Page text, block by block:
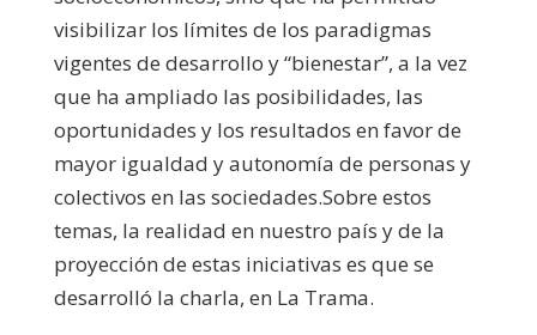
visibilizar los límites de los paradigmas
vigentes de desarrollo y “bienestar”, a la vez
que ha ampliado las posibilidades, las
oportunidades y los resultados en favor de
mayor igualdad y autonomía de personas y
colectivos en las sociedades.Sobre estos
temas, la realidad en nuestro país y de la
proyección de estas iniciativas es que se
desarrolló la charla, en La Trama.